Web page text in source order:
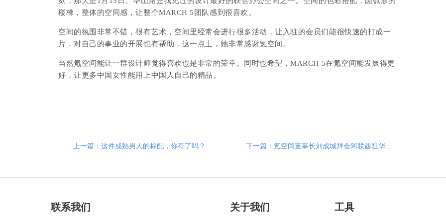
楼梯，整体的空间感，让整个MARCH 5团队感到很喜欢。
空间的氛围非常不错，很有艺术，空间里经常会进行很多活动，让入驻的会员们能很快速的打成一
片，对自己的事业的开展也有帮助，这一点上，她非常感谢氪空间。
当然氪空间能让一群设计师觉得喜欢也是非常的荣幸。同时也希望，MARCH 5在氪空间能发展得更
好，让更多中国女性能用上中国人自己的精品。
上一篇：这件成熟男人的标配，你有了吗？ 下一篇：氪空间董事长刘成城拜会阿联酋驻华大使阿里·扎希里
联系我们 关于我们 工具